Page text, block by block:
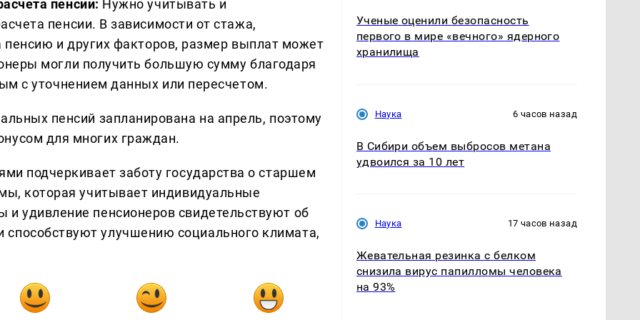
пенсии: Нужно учитывать и
пенсии. В зависимости от стажа,
и других факторов, размер выплат может
могли получить большую сумму благодаря
с уточнением данных или пересчетом.
пенсий запланирована на апрель, поэтому
для многих граждан.
подчеркивает заботу государства о старшем
которая учитывает индивидуальные
удивление пенсионеров свидетельствуют об
улучшению социального климата,
Ученые оценили безопасность
первого в мире «вечного» ядерного
хранилища
Наука 6 часов назад
В Сибири объем выбросов метана
удвоился за 10 лет
Наука 17 часов назад
Жевательная резинка с белком
снизила вирус папилломы человека
на 93%